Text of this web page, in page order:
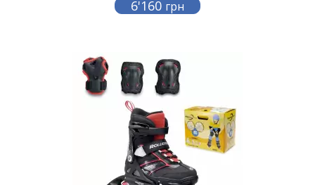
6'160 грн